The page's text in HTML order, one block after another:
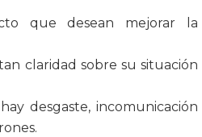
que desean mejorar la
claridad sobre su situación
desgaste, incomunicación